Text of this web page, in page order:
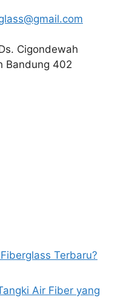
Cigondewah
Bandung 402
Terbaru?
Air Fiber yang